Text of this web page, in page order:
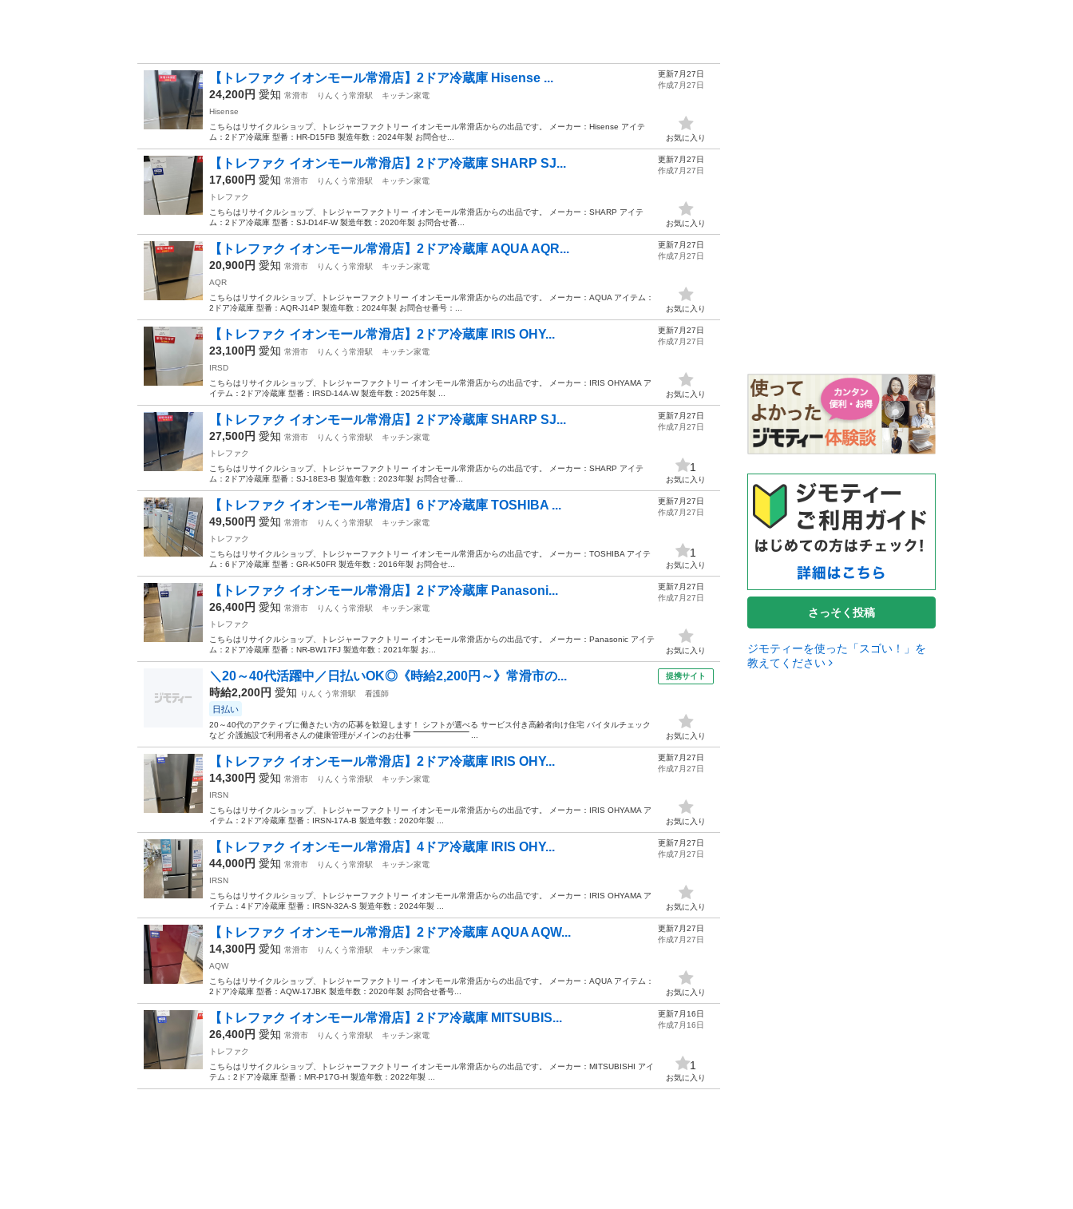
【トレファク イオンモール常滑店】2ドア冷蔵庫 Hisense ...
24,200円 愛知 常滑市 りんくう常滑駅
キッチン家電
Hisense
こちらはリサイクルショップ、トレジャーファクトリー イオンモール常滑店からの出品です。 メーカー：Hisense アイテ
ム：2ドア冷蔵庫 型番：HR-D15FB 製造年数：2024年製 お問合せ...
更新7月27日
作成7月27日
お気に入り
【トレファク イオンモール常滑店】2ドア冷蔵庫 SHARP SJ...
17,600円 愛知 常滑市 りんくう常滑駅
キッチン家電
トレファク
こちらはリサイクルショップ、トレジャーファクトリー イオンモール常滑店からの出品です。 メーカー：SHARP アイテ
ム：2ドア冷蔵庫 型番：SJ-D14F-W 製造年数：2020年製 お問合せ番...
更新7月27日
作成7月27日
お気に入り
【トレファク イオンモール常滑店】2ドア冷蔵庫 AQUA AQR...
20,900円 愛知 常滑市 りんくう常滑駅
キッチン家電
AQR
こちらはリサイクルショップ、トレジャーファクトリー イオンモール常滑店からの出品です。 メーカー：AQUA アイテム：
2ドア冷蔵庫 型番：AQR-J14P 製造年数：2024年製 お問合せ番号：...
更新7月27日
作成7月27日
お気に入り
【トレファク イオンモール常滑店】2ドア冷蔵庫 IRIS OHY...
23,100円 愛知 常滑市 りんくう常滑駅
キッチン家電
IRSD
こちらはリサイクルショップ、トレジャーファクトリー イオンモール常滑店からの出品です。 メーカー：IRIS OHYAMA ア
イテム：2ドア冷蔵庫 型番：IRSD-14A-W 製造年数：2025年製 ...
更新7月27日
作成7月27日
お気に入り
【トレファク イオンモール常滑店】2ドア冷蔵庫 SHARP SJ...
27,500円 愛知 常滑市 りんくう常滑駅
キッチン家電
トレファク
こちらはリサイクルショップ、トレジャーファクトリー イオンモール常滑店からの出品です。 メーカー：SHARP アイテ
ム：2ドア冷蔵庫 型番：SJ-18E3-B 製造年数：2023年製 お問合せ番...
更新7月27日
作成7月27日
1
お気に入り
【トレファク イオンモール常滑店】6ドア冷蔵庫 TOSHIBA ...
49,500円 愛知 常滑市 りんくう常滑駅
キッチン家電
トレファク
こちらはリサイクルショップ、トレジャーファクトリー イオンモール常滑店からの出品です。 メーカー：TOSHIBA アイテ
ム：6ドア冷蔵庫 型番：GR-K50FR 製造年数：2016年製 お問合せ...
更新7月27日
作成7月27日
1
お気に入り
【トレファク イオンモール常滑店】2ドア冷蔵庫 Panasoni...
26,400円 愛知 常滑市 りんくう常滑駅
キッチン家電
トレファク
こちらはリサイクルショップ、トレジャーファクトリー イオンモール常滑店からの出品です。 メーカー：Panasonic アイテ
ム：2ドア冷蔵庫 型番：NR-BW17FJ 製造年数：2021年製 お...
更新7月27日
作成7月27日
お気に入り
＼20～40代活躍中／日払いOK◎《時給2,200円～》常滑市の...
時給2,200円 愛知 りんくう常滑駅 看護師
日払い
20～40代のアクティブに働きたい方の応募を歓迎します！ シフトが選べる サービス付き高齢者向け住宅 バイタルチェック
など 介護施設で利用者さんの健康管理がメインのお仕事 ‾‾‾‾‾‾‾‾‾‾‾‾‾‾‾‾‾‾‾‾‾‾‾ ...
提携サイト
お気に入り
【トレファク イオンモール常滑店】2ドア冷蔵庫 IRIS OHY...
14,300円 愛知 常滑市 りんくう常滑駅
キッチン家電
IRSN
こちらはリサイクルショップ、トレジャーファクトリー イオンモール常滑店からの出品です。 メーカー：IRIS OHYAMA ア
イテム：2ドア冷蔵庫 型番：IRSN-17A-B 製造年数：2020年製 ...
更新7月27日
作成7月27日
お気に入り
【トレファク イオンモール常滑店】4ドア冷蔵庫 IRIS OHY...
44,000円 愛知 常滑市 りんくう常滑駅
キッチン家電
IRSN
こちらはリサイクルショップ、トレジャーファクトリー イオンモール常滑店からの出品です。 メーカー：IRIS OHYAMA ア
イテム：4ドア冷蔵庫 型番：IRSN-32A-S 製造年数：2024年製 ...
更新7月27日
作成7月27日
お気に入り
【トレファク イオンモール常滑店】2ドア冷蔵庫 AQUA AQW...
14,300円 愛知 常滑市 りんくう常滑駅
キッチン家電
AQW
こちらはリサイクルショップ、トレジャーファクトリー イオンモール常滑店からの出品です。 メーカー：AQUA アイテム：
2ドア冷蔵庫 型番：AQW-17JBK 製造年数：2020年製 お問合せ番号...
更新7月27日
作成7月27日
お気に入り
【トレファク イオンモール常滑店】2ドア冷蔵庫 MITSUBIS...
26,400円 愛知 常滑市 りんくう常滑駅
キッチン家電
トレファク
こちらはリサイクルショップ、トレジャーファクトリー イオンモール常滑店からの出品です。 メーカー：MITSUBISHI アイ
テム：2ドア冷蔵庫 型番：MR-P17G-H 製造年数：2022年製 ...
更新7月16日
作成7月16日
1
お気に入り
さっそく投稿
ジモティーを使った「スゴい！」を
教えてください